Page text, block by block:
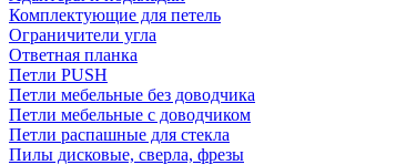
Комплектующие для петель
Ограничители угла
Ответная планка
Петли PUSH
Петли мебельные без доводчика
Петли мебельные с доводчиком
Петли распашные для стекла
Пилы дисковые, сверла, фрезы